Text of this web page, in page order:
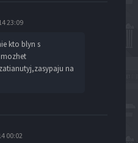
23:09
kto blyn s
na
00:02